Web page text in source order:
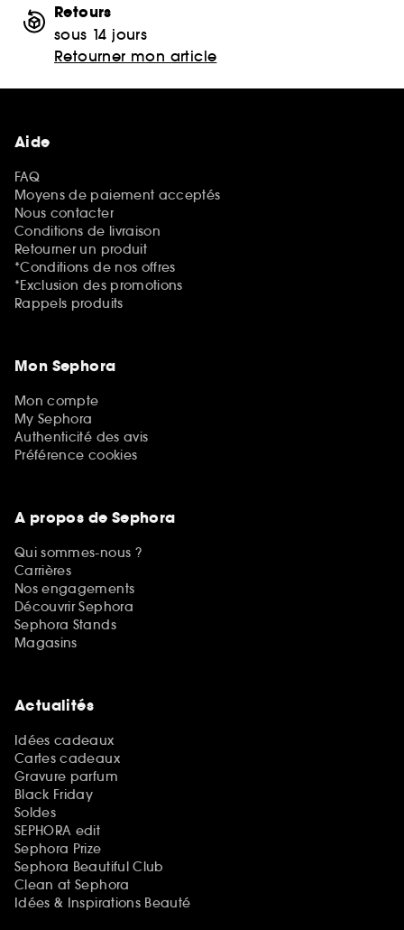
Retours
sous 14 jours
Retourner mon article
Aide
FAQ
Moyens de paiement acceptés
Nous contacter
Conditions de livraison
Retourner un produit
*Conditions de nos offres
*Exclusion des promotions
Rappels produits
Mon Sephora
Mon compte
My Sephora
Authenticité des avis
Préférence cookies
A propos de Sephora
Qui sommes-nous ?
Carrières
Nos engagements
Découvrir Sephora
Sephora Stands
Magasins
Actualités
Idées cadeaux
Cartes cadeaux
Gravure parfum
Black Friday
Soldes
SEPHORA edit
Sephora Prize
Sephora Beautiful Club
Clean at Sephora
Idées & Inspirations Beauté